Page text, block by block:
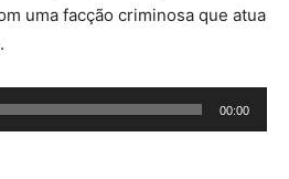
uma facção criminosa que atua
00:00